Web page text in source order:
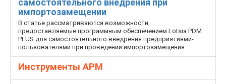
самостоятельного внедрения при
импортозамещении
В статье рассматриваются возможности,
предоставляемые программным обеспечением Lotsia PDM
PLUS для самостоятельного внедрения предприятиями-
пользователями при проведении импортозамещения
Инструменты АРМ